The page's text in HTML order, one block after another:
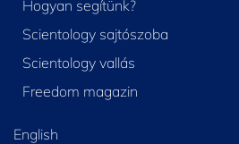
Hogyan segítünk?
Scientology sajtószoba
Scientology vallás
Freedom magazin
English